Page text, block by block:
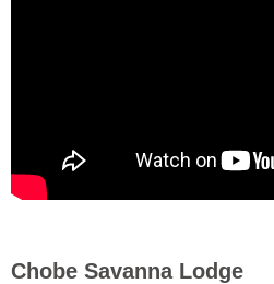
Chobe Savanna Lodge